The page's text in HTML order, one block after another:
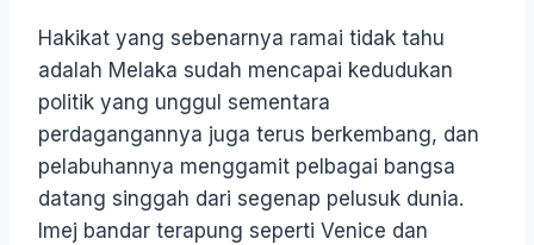
Hakikat yang sebenarnya ramai tidak tahu
adalah Melaka sudah mencapai kedudukan
politik yang unggul sementara
perdagangannya juga terus berkembang, dan
pelabuhannya menggamit pelbagai bangsa
datang singgah dari segenap pelusuk dunia.
Imej bandar terapung seperti Venice dan